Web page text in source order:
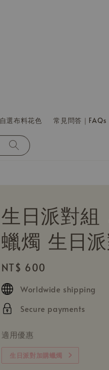
自選布料花色 常見問答｜FAQs
生日派對組
蠟燭 生日
Regular
price
NT$ 600
Worldwide shipping
Secure payments
適用優惠
生日派對加購蠟燭